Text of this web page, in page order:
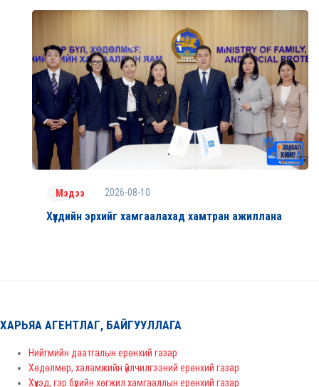
Мэдээ 2026-08-10
Хүүхдийн эрхийг хамгаалахад хамтран ажиллана
ХАРЬЯА АГЕНТЛАГ, БАЙГУУЛЛАГА
Нийгмийн даатгалын ерөнхий газар
Хөдөлмөр, халамжийн үйлчилгээний ерөнхий газар
Хүүхэд, гэр бүлийн хөгжил хамгааллын ерөнхий газар